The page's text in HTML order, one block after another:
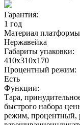
Гарантия:
1 год
Материал
Нержавейка
Габариты упаковки:
410х310х170
Процентный режим:
Есть
Функции:
Тара,
быстрого набора
режим, процентный,